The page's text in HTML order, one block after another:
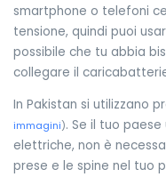
smartphone o telefoni
tensione, quindi puoi
possibile che tu abbia
collegare il
In Pakistan si utilizzano
immagini). Se il tuo
elettriche, non è
prese e le spine nel tuo